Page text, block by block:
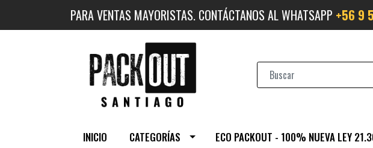
PARA VENTAS MAYORISTAS. CONTÁCTANOS AL WHATSAPP +56 9
INICIO CATEGORÍAS ECO PACKOUT - 100% NUEVA LEY